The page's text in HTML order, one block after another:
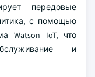
передовые
с помощью
Watson IoT, что
и